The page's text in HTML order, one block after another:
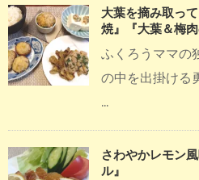
大葉を摘み取っ
焼』『大葉＆梅
ふくろうママの
の中を出掛ける
...
さわやかレモン
ル』